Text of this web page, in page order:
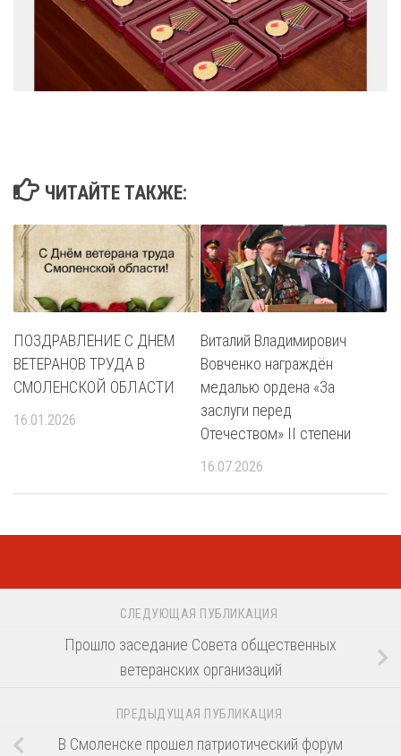
ЧИТАЙТЕ ТАКЖЕ:
ПОЗДРАВЛЕНИЕ С ДНЕМ
ВЕТЕРАНОВ ТРУДА В
СМОЛЕНСКОЙ ОБЛАСТИ
16.01.2026
Виталий Владимирович
Вовченко награждён
медалью ордена «За
заслуги перед
Отечеством» II степени
16.07.2026
СЛЕДУЮЩАЯ ПУБЛИКАЦИЯ
Прошло заседание Совета общественных
ветеранских организаций
ПРЕДЫДУЩАЯ ПУБЛИКАЦИЯ
В Смоленске прошел патриотический форум